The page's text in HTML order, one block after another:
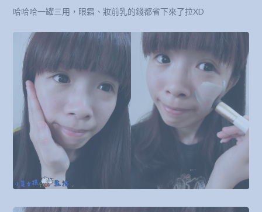
哈哈哈一罐三用，眼霜、妝前乳的錢都省下來了拉XD